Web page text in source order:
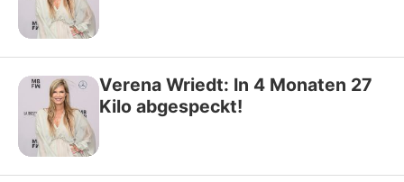
Verena Wriedt: In 4 Monaten 27
Kilo abgespeckt!